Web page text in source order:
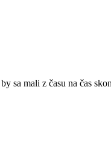
sa mali z času na čas